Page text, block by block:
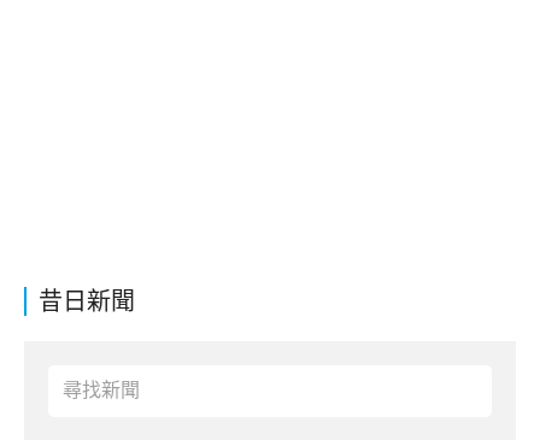
昔日新聞